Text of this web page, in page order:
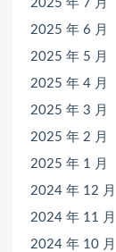
2025 年 7 月
2025 年 6 月
2025 年 5 月
2025 年 4 月
2025 年 3 月
2025 年 2 月
2025 年 1 月
2024 年 12 月
2024 年 11 月
2024 年 10 月